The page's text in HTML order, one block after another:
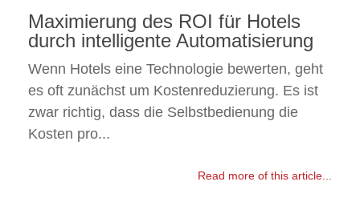
Maximierung des ROI für Hotels
durch intelligente Automatisierung
Wenn Hotels eine Technologie bewerten, geht
es oft zunächst um Kostenreduzierung. Es ist
zwar richtig, dass die Selbstbedienung die
Kosten pro...
Read more of this article...